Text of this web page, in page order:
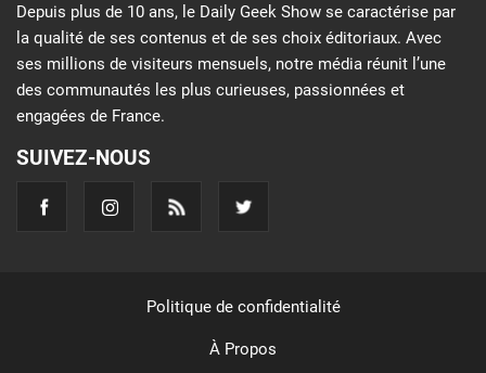
Depuis plus de 10 ans, le Daily Geek Show se caractérise par
la qualité de ses contenus et de ses choix éditoriaux. Avec
ses millions de visiteurs mensuels, notre média réunit l’une
des communautés les plus curieuses, passionnées et
engagées de France.
SUIVEZ-NOUS
Politique de confidentialité
À Propos